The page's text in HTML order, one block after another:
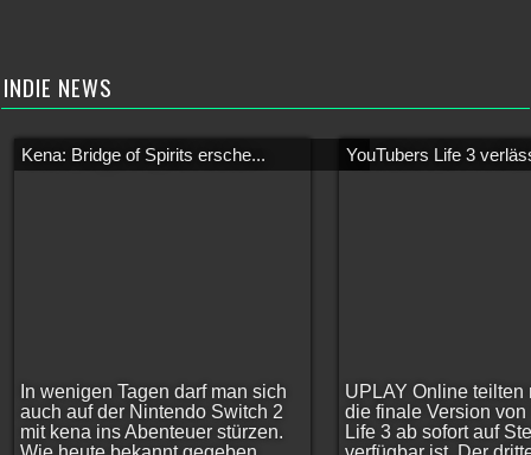
INDIE NEWS
Kena: Bridge of Spirits ersche...
In wenigen Tagen darf man sich
auch auf der Nintendo Switch 2
mit kena ins Abenteuer stürzen.
YouTubers Life 3
UPLAY Online teilten
die finale Version von
Life 3 ab sofort auf